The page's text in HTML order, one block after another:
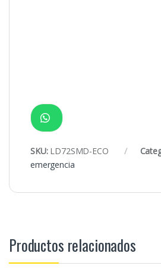
SKU: LD72SMD-ECO
emergencia
Productos relacionados